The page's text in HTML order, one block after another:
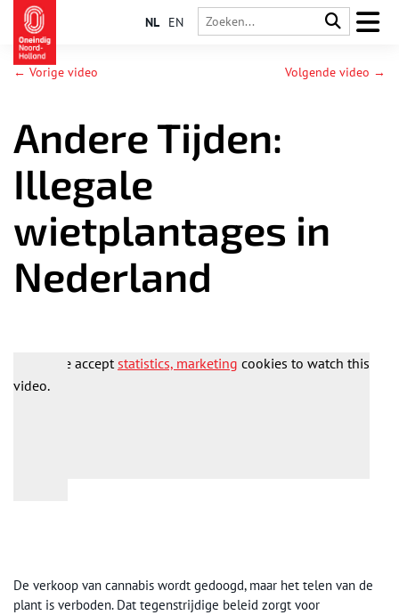
NL EN
← Vorige video Volgende video →
Andere Tijden:
Illegale
wietplantages in
Nederland
Please acceptstatistics, marketing cookies to watch this
video.
De verkoop van cannabis wordt gedoogd, maar het telen van de
plant is verboden. Dat tegenstrijdige beleid zorgt voor